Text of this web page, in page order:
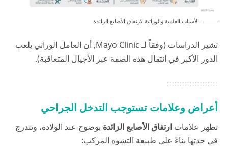
الأسباب العلمية والوراثية لارتفاق الأصابع الزائدة
تشير الدراسات (وفقاً لـMayo Clinic, أن العامل الوراثي يلعب
الدور الأكبر في انتقال هذه الصفة عبر الأجيال المتعاقبة).
أعراض وعلامات تستوجب التدخل الجراحي
تظهر علامات ارتفاق الأصابع الزائدة بوضوح عند الولادة، وتتدرج
في حدتها بناءً على طبيعة التشوه المركب: